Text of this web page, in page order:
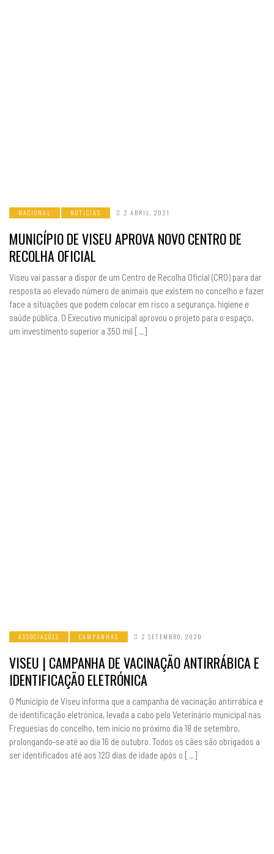
NACIONAL NOTICIAS 2 ABRIL, 2021
MUNICÍPIO DE VISEU APROVA NOVO CENTRO DE
RECOLHA OFICIAL
Viseu vai passar a dispor de um Centro de Recolha Oficial (CRO) para dar
resposta ao elevado número de animais que existem no concelho e fazer
face a situações que podem colocar em risco a segurança, higiene e
saúde pública. O Executivo municipal aprovou o projeto para o espaço,
um investimento superior a 350 mil […]
ASSOCIAÇÕES CAMPANHAS 2 SETEMBRO, 2020
VISEU | CAMPANHA DE VACINAÇÃO ANTIRRÁBICA E
IDENTIFICAÇÃO ELETRÓNICA
O Município de Viseu informa que a campanha de vacinação antirrábica e
de identificação eletrónica, levada a cabo pelo Veterinário municipal nas
Freguesias do concelho, tem início no próximo dia 18 de setembro,
prolongando-se até ao dia 16 de outubro. Todos os cães são obrigados a
ser identificados até aos 120 dias de idade após o […]